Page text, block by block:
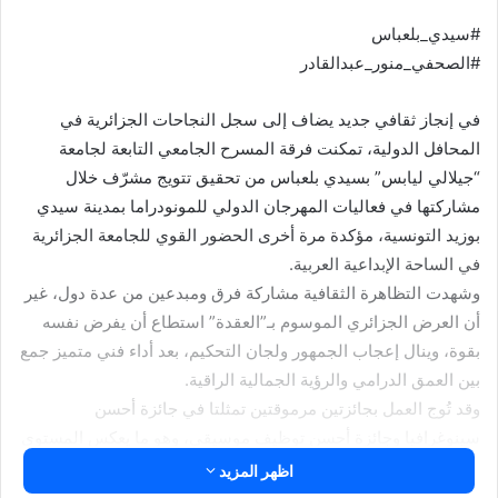
#سيدي_بلعباس
#الصحفي_منور_عبدالقادر
في إنجاز ثقافي جديد يضاف إلى سجل النجاحات الجزائرية في
المحافل الدولية، تمكنت فرقة المسرح الجامعي التابعة لجامعة
“جيلالي ليابس” بسيدي بلعباس من تحقيق تتويج مشرّف خلال
مشاركتها في فعاليات المهرجان الدولي للمونودراما بمدينة سيدي
بوزيد التونسية، مؤكدة مرة أخرى الحضور القوي للجامعة الجزائرية
في الساحة الإبداعية العربية.
وشهدت التظاهرة الثقافية مشاركة فرق ومبدعين من عدة دول، غير
أن العرض الجزائري الموسوم بـ”العقدة” استطاع أن يفرض نفسه
بقوة، وينال إعجاب الجمهور ولجان التحكيم، بعد أداء فني متميز جمع
بين العمق الدرامي والرؤية الجمالية الراقية.
وقد تُوج العمل بجائزتين مرموقتين تمثلتا في جائزة أحسن
الرفيع الذي بلغته التجربة المسرحية الجامعية بجامعة سيدي بلعباس،
اظهر المزيد